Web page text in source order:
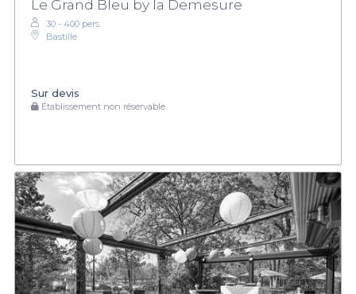
Le Grand Bleu by la Demesure
30 - 400 pers.
Bastille
Sur devis
Établissement non réservable